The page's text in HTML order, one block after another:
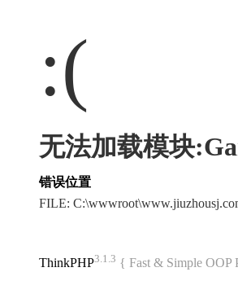
:(
无法加载模块
错误位置
FILE:
ThinkPHP3.1.3 { Fast & Simple